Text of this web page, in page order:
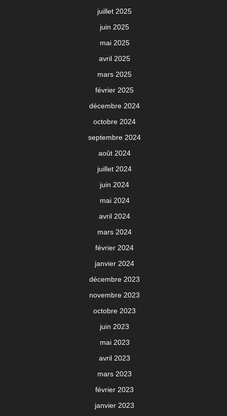
juillet 2025
juin 2025
mai 2025
avril 2025
mars 2025
février 2025
décembre 2024
octobre 2024
septembre 2024
août 2024
juillet 2024
juin 2024
mai 2024
avril 2024
mars 2024
février 2024
janvier 2024
décembre 2023
novembre 2023
octobre 2023
juin 2023
mai 2023
avril 2023
mars 2023
février 2023
janvier 2023